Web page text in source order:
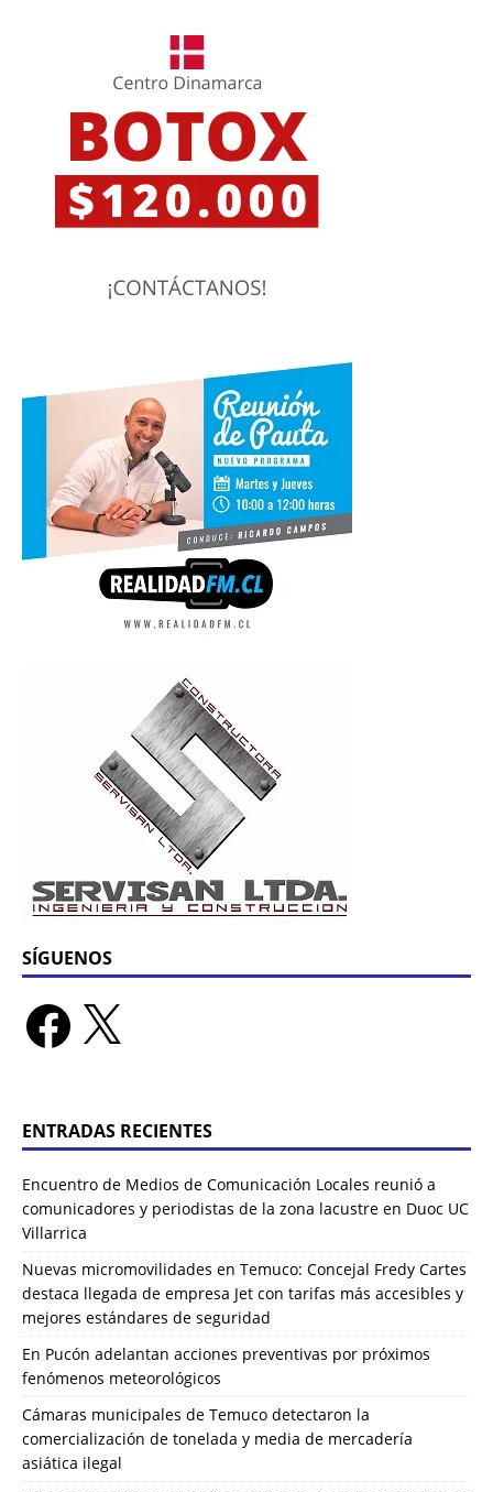
SÍGUENOS
ENTRADAS RECIENTES
Encuentro de Medios de Comunicación Locales reunió a
comunicadores y periodistas de la zona lacustre en Duoc UC
Villarrica
Nuevas micromovilidades en Temuco: Concejal Fredy Cartes
destaca llegada de empresa Jet con tarifas más accesibles y
mejores estándares de seguridad
En Pucón adelantan acciones preventivas por próximos
fenómenos meteorológicos
Cámaras municipales de Temuco detectaron la
comercialización de tonelada y media de mercadería
asiática ilegal